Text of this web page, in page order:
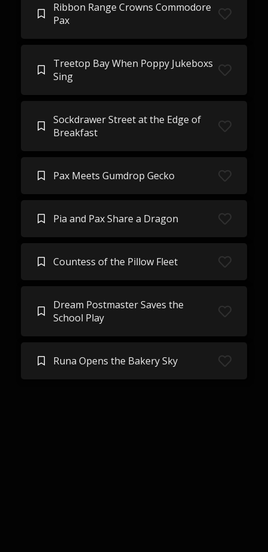
Ribbon Range Crowns Commodore
Pax
Treetop Bay When Poppy Jukeboxs
Sing
Sockdrawer Street at the Edge of
Breakfast
Pax Meets Gumdrop Gecko
Pia and Pax Share a Dragon
Countess of the Pillow Fleet
Dream Postmaster Saves the
School Play
Runa Opens the Bakery Sky